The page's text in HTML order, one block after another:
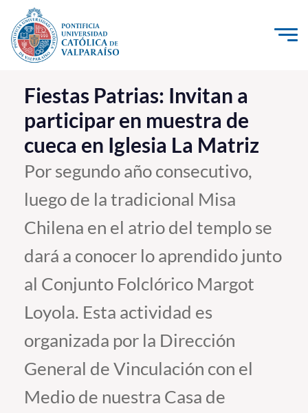
Click acá para ir directamente al contenido
La Universidad
Investigación, Creación e Innovación
PUCV Internacional
Vinculación con el Medio
Admisión
Pregrado
Estudiantes
Académicos
Funcionarios
Fiestas Patrias: Invitan a
participar en muestra de
cueca en Iglesia La Matriz
Por segundo año consecutivo,
luego de la tradicional Misa
Chilena en el atrio del templo se
dará a conocer lo aprendido junto
al Conjunto Folclórico Margot
Loyola. Esta actividad es
organizada por la Dirección
General de Vinculación con el
Medio de nuestra Casa de